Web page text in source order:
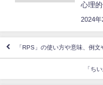
心理的
2024年
「RPS」の使い方や意味、例文
「ち